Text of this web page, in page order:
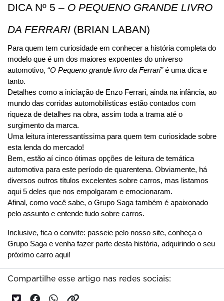
DICA Nº 5 – O PEQUENO GRANDE LIVRO
DA FERRARI (BRIAN LABAN)
Para quem tem curiosidade em conhecer a história completa do
modelo que é um dos maiores expoentes do universo
automotivo, “O Pequeno grande livro da Ferrari” é uma dica e
tanto.
Detalhes como a iniciação de Enzo Ferrari, ainda na infância, ao
mundo das corridas automobilísticas estão contados com
riqueza de detalhes na obra, assim toda a trama até o
surgimento da marca.
Uma leitura interessantíssima para quem tem curiosidade sobre
esta lenda do mercado!
Bem, estão aí cinco ótimas opções de leitura de temática
automotiva para este período de quarentena. Obviamente, há
diversos outros títulos excelentes sobre carros, mas listamos
aqui 5 deles que nos empolgaram e emocionaram.
Afinal, como você sabe, o Grupo Saga também é apaixonado
pelo assunto e entende tudo sobre carros.
Inclusive, fica o convite: passeie pelo nosso site, conheça o
Grupo Saga e venha fazer parte desta história, adquirindo o seu
próximo carro aqui!
Compartilhe esse artigo nas redes sociais: